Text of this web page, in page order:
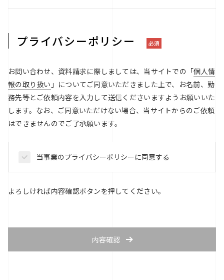
プライバシーポリシー 必須
お問い合わせ、資料請求に際しましては、当サイトでの「個人情
報の取り扱い 」についてご同意いただきました上で、お名前、勤
務先等とご依頼内容を入力して送信くださいますようお願いいた
します。なお、ご同意いただけない場合、当サイトからのご依頼
はできませんのでご了承願います。
当事業のプライバシーポリシーに同意する
よろしければ内容確認ボタンを押してください。
内容確認